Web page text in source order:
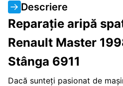
Descriere
Reparație aripă
Renault Master
Stânga 6911
Dacă sunteți pasionat de